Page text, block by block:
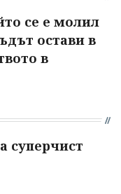
се е молил
остави в
в
суперчист